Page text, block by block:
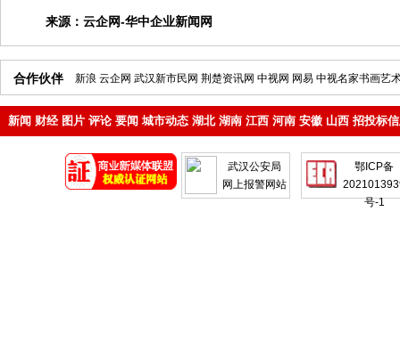
来源： 云企网-华中企业新闻网
合作伙伴 新浪 云企网 武汉新市民网 荆楚资讯网 中视网 网易 中视名家书画艺
新闻 财经 图片 评论 要闻 城市动态 湖北 湖南 江西 河南 安徽 山西 招投标
武汉公安局
网上报警网站
鄂ICP备
号-1